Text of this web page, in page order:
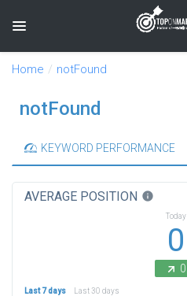
Toggle navigation
Home notFound
notFound
KEYWORD PERFORMANCE
AVERAGE POSITION info
Today
0
0
Last 7 days Last 30 days